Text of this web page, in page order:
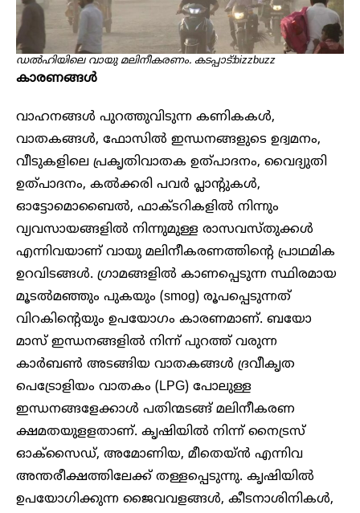
ഡൽഹിയിലെ വായു മലിനീകരണം. കടപ്പാട്:bizzbuzz
കാരണങ്ങൾ
വാഹനങ്ങൾ പുറത്തുവിടുന്ന കണികകൾ,
വാതകങ്ങൾ, ഫോസിൽ ഇന്ധനങ്ങളുടെ ഉദ്വമനം,
വീടുകളിലെ പ്രകൃതിവാതക ഉത്പാദനം, വൈദ്യുതി
ഉത്പാദനം, കൽക്കരി പവർ പ്ലാന്റുകൾ,
ഓട്ടോമൊബൈൽ, ഫാക്ടറികളിൽ നിന്നും
വ്യവസായങ്ങളിൽ നിന്നുമുള്ള രാസവസ്തുക്കൾ
എന്നിവയാണ് വായു മലിനീകരണത്തിന്റെ പ്രാഥമിക
ഉറവിടങ്ങൾ. ഗ്രാമങ്ങളിൽ കാണപ്പെടുന്ന സ്ഥിരമായ
മൂടൽമഞ്ഞും പുകയും (smog) രൂപപ്പെടുന്നത്
വിറകിൻ്റെയും ഉപയോഗം കാരണമാണ്. ബയോ
മാസ് ഇന്ധനങ്ങളിൽ നിന്ന് പുറത്ത് വരുന്ന
കാർബൺ അടങ്ങിയ വാതകങ്ങൾ ദ്രവീകൃത
പെട്രോളിയം വാതകം (LPG) പോലുള്ള
ഇന്ധനങ്ങളേക്കാൾ പതിന്മടങ്ങ് മലിനീകരണ
ക്ഷമതയുളളതാണ്. കൃഷിയിൽ നിന്ന് നൈട്രസ്
ഓക്സൈഡ്, അമോണിയ, മീതെയ്ൻ എന്നിവ
അന്തരീക്ഷത്തിലേക്ക് തള്ളപ്പെടുന്നു. കൃഷിയിൽ
ഉപയോഗിക്കുന്ന ജൈവവളങ്ങൾ, കീടനാശിനികൾ,